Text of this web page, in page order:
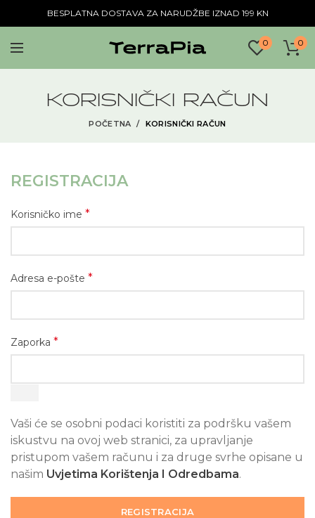
BESPLATNA DOSTAVA ZA NARUDŽBE IZNAD 199 KN
0 0
KORISNIČKI RAČUN
POČETNA KORISNIČKI RAČUN
REGISTRACIJA
Korisničko ime *
Adresa e-pošte *
Zaporka *
Vaši će se osobni podaci koristiti za podršku vašem
iskustvu na ovoj web stranici, za upravljanje
pristupom vašem računu i za druge svrhe opisane u
našim Uvjetima Korištenja I Odredbama.
REGISTRACIJA